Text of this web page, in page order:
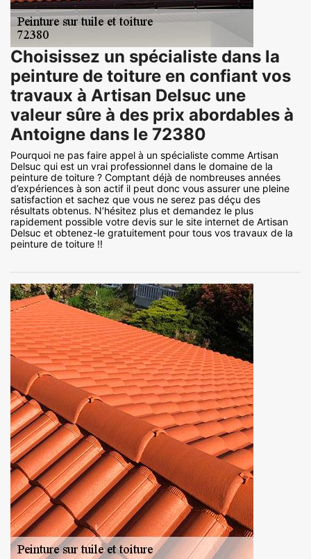
Choisissez un spécialiste dans la
peinture de toiture en confiant vos
travaux à Artisan Delsuc une
valeur sûre à des prix abordables à
Antoigne dans le 72380
Pourquoi ne pas faire appel à un spécialiste comme Artisan
Delsuc qui est un vrai professionnel dans le domaine de la
peinture de toiture ? Comptant déjà de nombreuses années
d’expériences à son actif il peut donc vous assurer une pleine
satisfaction et sachez que vous ne serez pas déçu des
résultats obtenus. N’hésitez plus et demandez le plus
rapidement possible votre devis sur le site internet de Artisan
Delsuc et obtenez-le gratuitement pour tous vos travaux de la
peinture de toiture !!